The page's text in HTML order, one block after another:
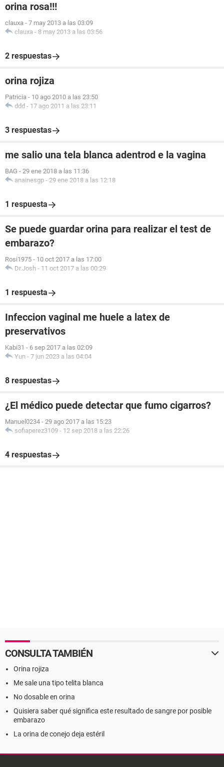
orina rosa!!!
clauxa - 7 may 2013 a las 03:09
clauxa - 8 may 2013 a las 03:56
2 respuestas
orina rojiza
Patricia - 10 ago 2010 a las 23:50
ddd - 17 ago 2011 a las 23:11
3 respuestas
me salio una tela blanca adentrod e la vagina
BAG - 29 ene 2018 a las 11:36
anainesgp - 29 ene 2018 a las 12:18
1 respuesta
Se puede guardar orina para realizar el test de
embarazo?
Rosi1975 - 10 oct 2017 a las 17:00
Dr.Josh - 11 oct 2017 a las 00:29
1 respuesta
Infeccion vaginal me huele a latex de
preservativos
Kabi31 - 6 sep 2017 a las 02:09
Yun - 7 jun 2023 a las 04:04
8 respuestas
¿El médico puede detectar que fumo cigarros?
Manuel0234 - 29 ago 2017 a las 15:23
sofiaperez3109 - 12 sep 2018 a las 22:26
4 respuestas
CONSULTA TAMBIÉN
Orina rojiza
Me sale una tipo telita blanca
No dosable en orina
Quisiera saber qué significa este resultado de sangre por posible
embarazo
La orina de conejo deja estéril